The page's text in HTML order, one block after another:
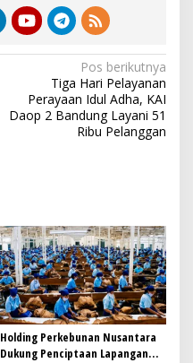
Pos berikutnya
Tiga Hari Pelayanan
Perayaan Idul Adha, KAI
Daop 2 Bandung Layani 51
Ribu Pelanggan
Holding Perkebunan Nusantara
Dukung Penciptaan Lapangan